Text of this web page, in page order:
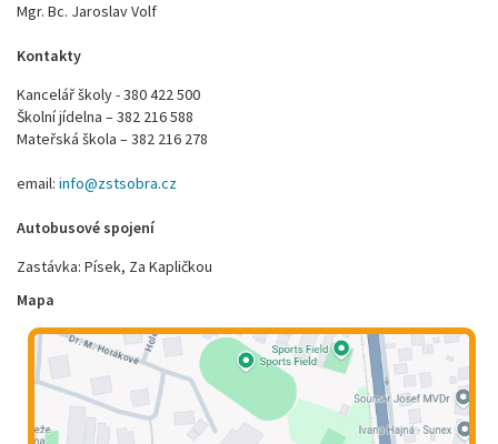
Mgr. Bc. Jaroslav Volf
Kontakty
Kancelář školy - 380 422 500
Školní jídelna – 382 216 588
Mateřská škola – 382 216 278
email: info@zstsobra.cz
Autobusové spojení
Zastávka: Písek, Za Kapličkou
Mapa